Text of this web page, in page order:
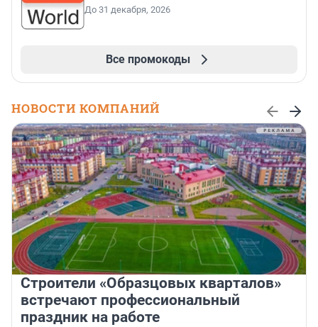
До 31 декабря, 2026
Все промокоды
НОВОСТИ КОМПАНИЙ
Строители «Образцовых кварталов»
встречают профессиональный
праздник на работе